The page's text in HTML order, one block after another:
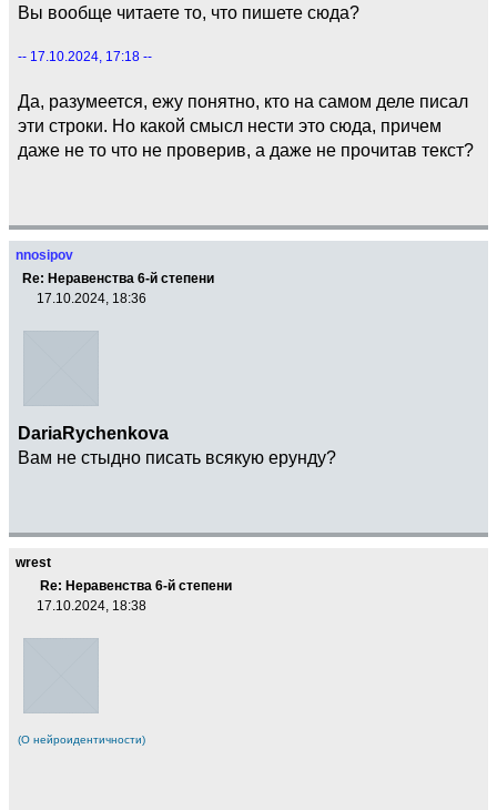
Вы вообще читаете то, что пишете сюда?
-- 17.10.2024, 17:18 --
Да, разумеется, ежу понятно, кто на самом деле писал
эти строки. Но какой смысл нести это сюда, причем
даже не то что не проверив, а даже не прочитав текст?
nnosipov
Re: Неравенства 6-й степени
17.10.2024, 18:36
DariaRychenkova
Вам не стыдно писать всякую ерунду?
wrest
Re: Неравенства 6-й степени
17.10.2024, 18:38
(О нейроидентичности)